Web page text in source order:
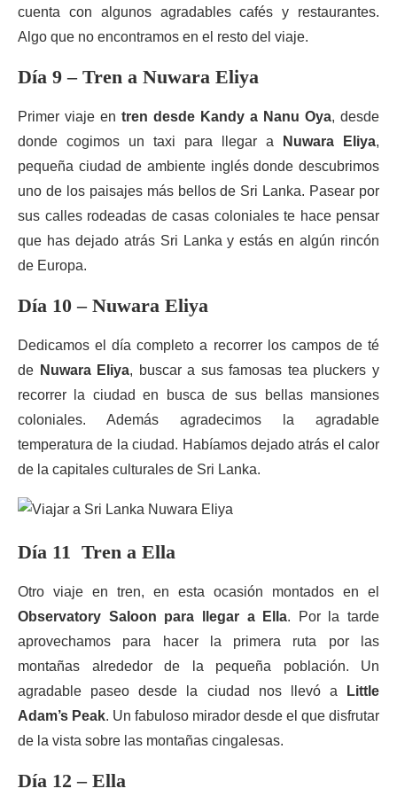
cuenta con algunos agradables cafés y restaurantes.
Algo que no encontramos en el resto del viaje.
Día 9 – Tren a Nuwara Eliya
Primer viaje en tren desde Kandy a Nanu Oya, desde
donde cogimos un taxi para llegar a
Nuwara Eliya,
pequeña ciudad de ambiente inglés donde descubrimos
uno de los paisajes más bellos de Sri Lanka. Pasear por
sus calles rodeadas de casas coloniales te hace pensar
que has dejado atrás Sri Lanka y estás en algún rincón
de Europa.
Día 10 – Nuwara Eliya
Dedicamos el día completo a recorrer los campos de té
de Nuwara Eliya, buscar a sus famosas tea pluckers y
recorrer la ciudad en busca de sus bellas mansiones
coloniales. Además agradecimos la agradable
temperatura de la ciudad. Habíamos dejado atrás el calor
de la capitales culturales de Sri Lanka.
Día 11 Tren a Ella
Otro viaje en tren, en esta ocasión montados en el
Observatory Saloon para llegar a Ella. Por la tarde
aprovechamos para hacer la primera ruta por las
montañas alrededor de la pequeña población. Un
agradable paseo desde la ciudad nos llevó a
Little
Adam’s Peak. Un fabuloso mirador desde el que disfrutar
de la vista sobre las montañas cingalesas.
Día 12 – Ella